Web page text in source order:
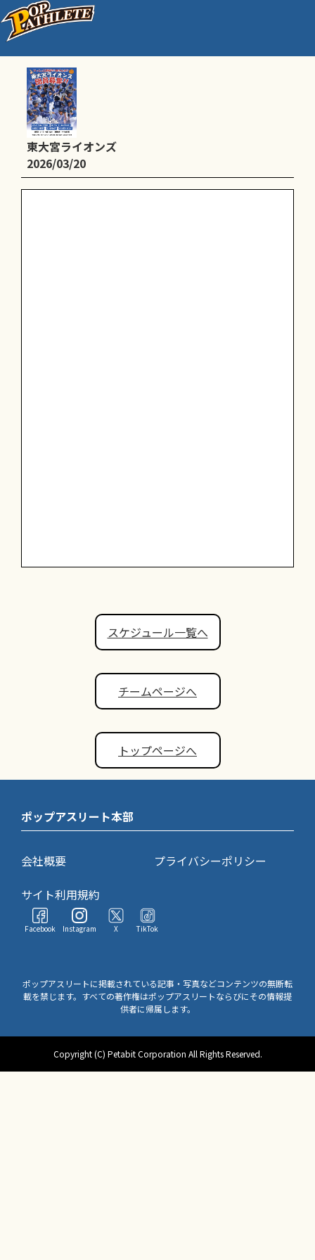
お休み
東大宮ライオンズ
2026/03/20
スケジュール一覧へ
チームページへ
トップページへ
ポップアスリート本部
会社概要
プライバシーポリシー
サイト利用規約
Facebook Instagram X TikTok
ポップアスリートに掲載されている記事・写真などコンテンツの無断転
載を禁じます。すべての著作権はポップアスリートならびにその情報提
供者に帰属します。
Copyright (C) Petabit Corporation All Rights Reserved.